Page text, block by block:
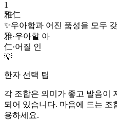
1
雅仁
✨우아함과 어진 품성을 모두 갖
雅·우아할 아
仁·어질 인
💡
한자 선택 팁
각 조합은 의미가 좋고 발음이
되어 있습니다. 마음에 드는
용하세요.